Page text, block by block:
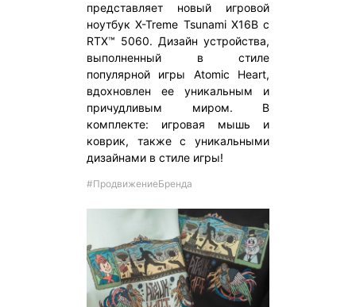
представляет новый игровой
ноутбук X-Treme Tsunami X16B c
RTX™ 5060. Дизайн устройства,
выполненный в стиле
популярной игры Atomic Heart,
вдохновлен ее уникальным и
причудливым миром. В
комплекте: игровая мышь и
коврик, также с уникальными
дизайнами в стиле игры!
#ПродвижениеБренда